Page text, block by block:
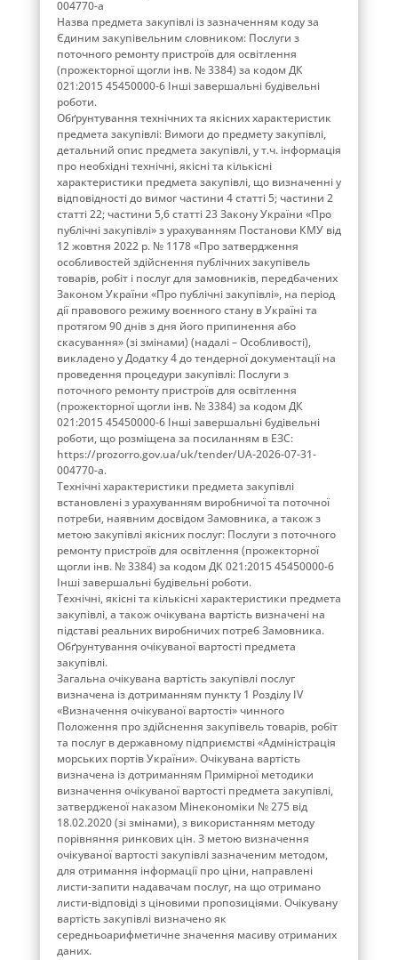
004770-a
Назва предмета закупівлі із зазначенням коду за
Єдиним закупівельним словником: Послуги з
поточного ремонту пристроїв для освітлення
(прожекторної щогли інв. № 3384) за кодом ДК
021:2015 45450000-6 Інші завершальні будівельні
роботи.
Обґрунтування технічних та якісних характеристик
предмета закупівлі: Вимоги до предмету закупівлі,
детальний опис предмета закупівлі, у т.ч. інформація
про необхідні технічні, якісні та кількісні
характеристики предмета закупівлі, що визначенні у
відповідності до вимог частини 4 статті 5; частини 2
статті 22; частини 5,6 статті 23 Закону України «Про
публічні закупівлі» з урахуванням Постанови КМУ від
12 жовтня 2022 р. № 1178 «Про затвердження
особливостей здійснення публічних закупівель
товарів, робіт і послуг для замовників, передбачених
Законом України «Про публічні закупівлі», на період
дії правового режиму воєнного стану в Україні та
протягом 90 днів з дня його припинення або
скасування» (зі змінами) (надалі – Особливості),
викладено у Додатку 4 до тендерної документації на
проведення процедури закупівлі: Послуги з
поточного ремонту пристроїв для освітлення
(прожекторної щогли інв. № 3384) за кодом ДК
021:2015 45450000-6 Інші завершальні будівельні
роботи, що розміщена за посиланням в ЕЗС:
https://prozorro.gov.ua/uk/tender/UA-2026-07-31-
004770-a.
Технічні характеристики предмета закупівлі
встановлені з урахуванням виробничої та поточної
потреби, наявним досвідом Замовника, а також з
метою закупівлі якісних послуг: Послуги з поточного
ремонту пристроїв для освітлення (прожекторної
щогли інв. № 3384) за кодом ДК 021:2015 45450000-6
Інші завершальні будівельні роботи.
Технічні, якісні та кількісні характеристики предмета
закупівлі, а також очікувана вартість визначені на
підставі реальних виробничих потреб Замовника.
Обґрунтування очікуваної вартості предмета
закупівлі.
Загальна очікувана вартість закупівлі послуг
визначена із дотриманням пункту 1 Розділу ІV
«Визначення очікуваної вартості» чинного
Положення про здійснення закупівель товарів, робіт
та послуг в державному підприємстві «Адміністрація
морських портів України». Очікувана вартість
визначена із дотриманням Примірної методики
визначення очікуваної вартості предмета закупівлі,
затвердженої наказом Мінекономіки № 275 від
18.02.2020 (зі змінами), з використанням методу
порівняння ринкових цін. З метою визначення
очікуваної вартості закупівлі зазначеним методом,
для отримання інформації про ціни, направлені
листи-запити надавачам послуг, на що отримано
листи-відповіді з ціновими пропозиціями. Очікувану
вартість закупівлі визначено як
середньоарифметичне значення масиву отриманих
даних.